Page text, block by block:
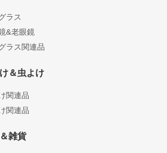
ラス
&老眼鏡
ラス関連品
＆虫よけ
関連品
関連品
雑貨